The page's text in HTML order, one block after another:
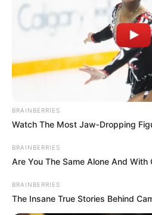
BRAINBERRIES
Watch The Most Jaw‑Dropping
BRAINBERRIES
Are You The Same Alone And With
BRAINBERRIES
The Insane True Stories Behind